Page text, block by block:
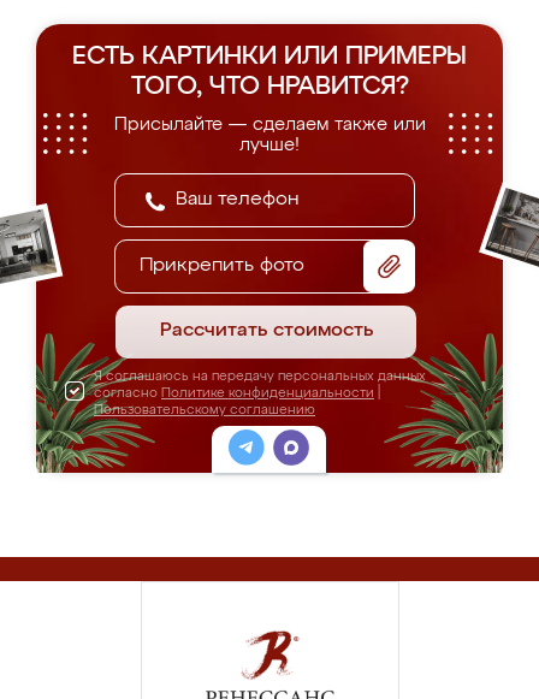
ЕСТЬ КАРТИНКИ ИЛИ ПРИМЕРЫ
ТОГО, ЧТО НРАВИТСЯ?
Присылайте — сделаем также или
лучше!
Прикрепить фото
Рассчитать стоимость
Я соглашаюсь на передачу персональных данных
согласно Политике конфиденциальности
Пользовательскому соглашению